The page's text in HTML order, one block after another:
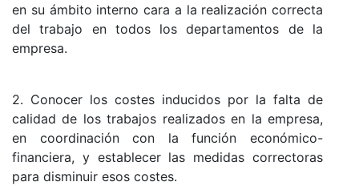
en su ámbito interno cara a la realización correcta
del trabajo en todos los departamentos de la
empresa.
2. Conocer los costes inducidos por la falta de
calidad de los trabajos realizados en la empresa,
en coordinación con la función económico-
financiera, y establecer las medidas correctoras
para disminuir esos costes.